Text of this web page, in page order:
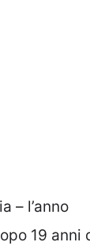
– l’anno
19 anni